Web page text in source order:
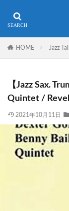
HOME Jazz
【Jazz Sax.
Quintet /
2021年10月11日